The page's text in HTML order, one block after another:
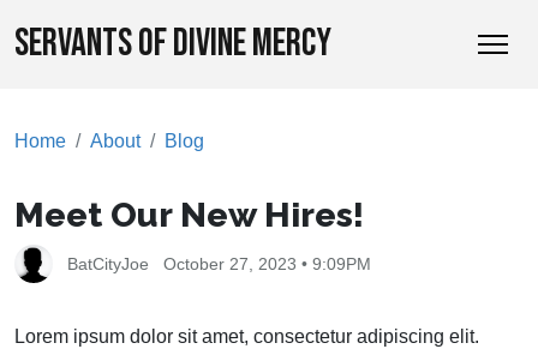
SERVANTS OF DIVINE MERCY
Home About Blog
Meet Our New Hires!
BatCityJoe October 27, 2023 • 9:09PM
Lorem ipsum dolor sit amet, consectetur adipiscing elit.